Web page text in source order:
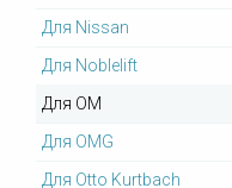
Для Nissan
Для Noblelift
Для OM
Для OMG
Для Otto Kurtbach